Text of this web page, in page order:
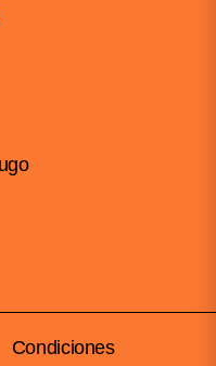
Condiciones